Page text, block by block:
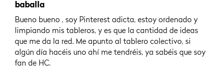
baballa
Bueno bueno , soy Pinterest adicta, estoy ordenado y
limpiando mis tableros, y es que la cantidad de ideas
que me da la red. Me apunto al tablero colectivo, si
algún día hacéis uno ahí me tendréis, ya sabéis que soy
fan de HC.